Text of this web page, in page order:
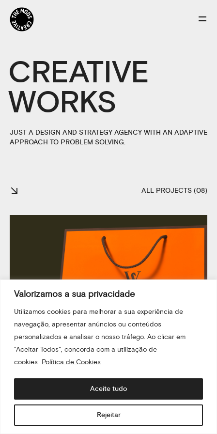
Valorizamos a sua privacidade
Utilizamos cookies para melhorar a sua experiência de
navegação, apresentar anúncios ou conteúdos
personalizados e analisar o nosso tráfego. Ao clicar em
"Aceitar Todos", concorda com a utilização de
cookies. Política de Cookies
Rejeitar
Aceite tudo
CREATIVE
WORKS
JUST A DESIGN AND STRATEGY AGENCY WITH AN ADAPTIVE
APPROACH TO PROBLEM SOLVING.
ALL PROJECTS (08)
WISE
PACKAGING